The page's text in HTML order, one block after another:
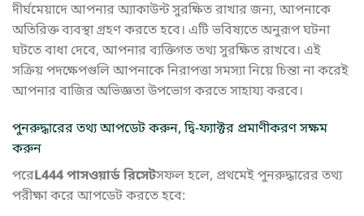
দীর্ঘমেয়াদে আপনার অ্যাকাউন্ট সুরক্ষিত রাখার জন্য, আপনাকে
অতিরিক্ত ব্যবস্থা গ্রহণ করতে হবে। এটি ভবিষ্যতে অনুরূপ ঘটনা
ঘটতে বাধা দেবে, আপনার ব্যক্তিগত তথ্য সুরক্ষিত রাখবে। এই
সক্রিয় পদক্ষেপগুলি আপনাকে নিরাপত্তা সমস্যা নিয়ে চিন্তা না করেই
আপনার বাজির অভিজ্ঞতা উপভোগ করতে সাহায্য করবে।
পুনরুদ্ধারের তথ্য আপডেট করুন, দ্বি-ফ্যাক্টর প্রমাণীকরণ সক্ষম
করুন
পরেL444 পাসওয়ার্ড রিসেটসফল হলে, প্রথমেই পুনরুদ্ধারের তথ্য
পরীক্ষা করে আপডেট করতে হবে: